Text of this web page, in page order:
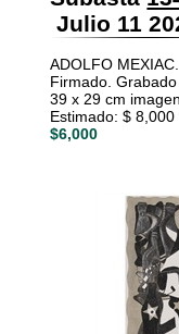
Julio 11
ADOLFO
Firmado.
39 x 29 cm
Estimado: $ 8,000
$6,000